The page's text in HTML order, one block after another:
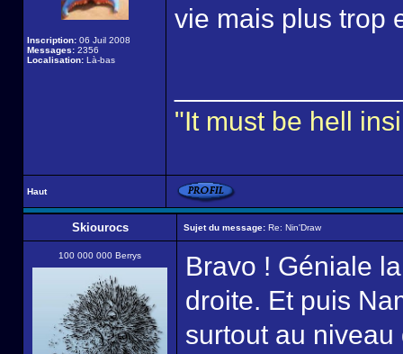
Inscription: 06 Juil 2008
Messages: 2356
Localisation: Là-bas
vie mais plus trop
"It must be hell
Haut
Skiourocs Sujet du message: Re: Nin'Draw
100 000 000 Berrys
Bravo ! Géniale
droite. Et puis
surtout au